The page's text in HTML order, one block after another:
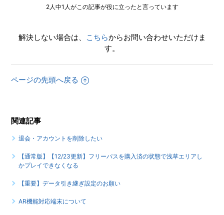
2人中1人がこの記事が役に立ったと言っています
解決しない場合は、 こちらからお問い合わせいただけま
す。
ページの先頭へ戻る
関連記事
退会・アカウントを削除したい
【通常版】【12/23更新】フリーパスを購入済の状態で浅草エリアし
かプレイできなくなる
【重要】データ引き継ぎ設定のお願い
AR機能対応端末について